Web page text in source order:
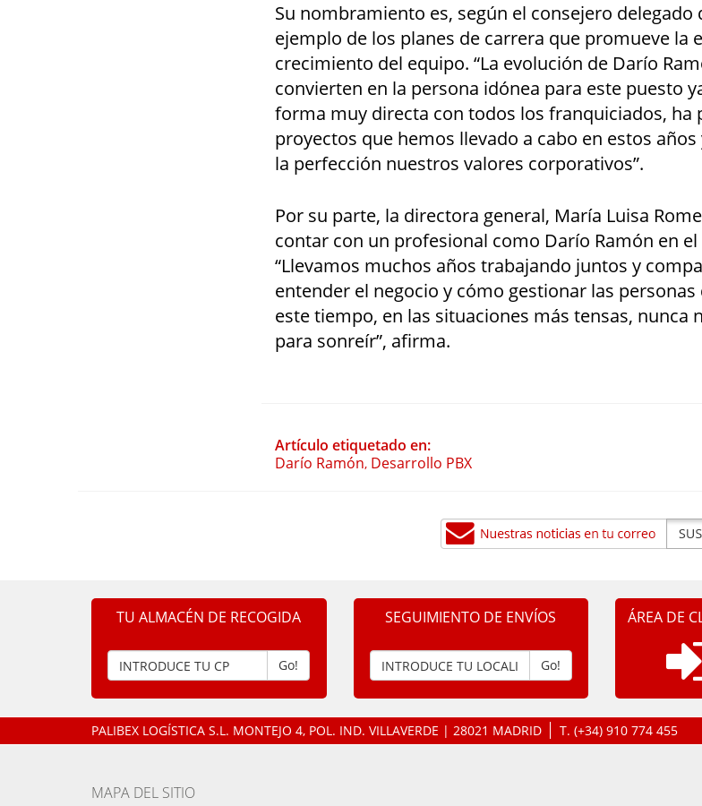
Su nombramiento es, según el consejero delegado
ejemplo de los planes de carrera que promueve la
crecimiento del equipo. “La evolución de Darío
convierten en la persona idónea para este puesto
forma muy directa con todos los franquiciados, ha
proyectos que hemos llevado a cabo en estos
la perfección nuestros valores corporativos”.
Por su parte, la directora general, María Luisa
contar con un profesional como Darío Ramón en
“Llevamos muchos años trabajando juntos y
entender el negocio y cómo gestionar las
este tiempo, en las situaciones más tensas, nunca
para sonreír”, afirma.
Artículo etiquetado en:
Darío Ramón, Desarrollo PBX
TU ALMACÉN DE RECOGIDA
Go!
SEGUIMIENTO DE ENVÍOS
Go!
ÁREA DE
PALIBEX LOGÍSTICA S.L. MONTEJO 4, POL. IND. VILLAVERDE | 28021 MADRID T. (+34) 910 774 455
MAPA DEL SITIO